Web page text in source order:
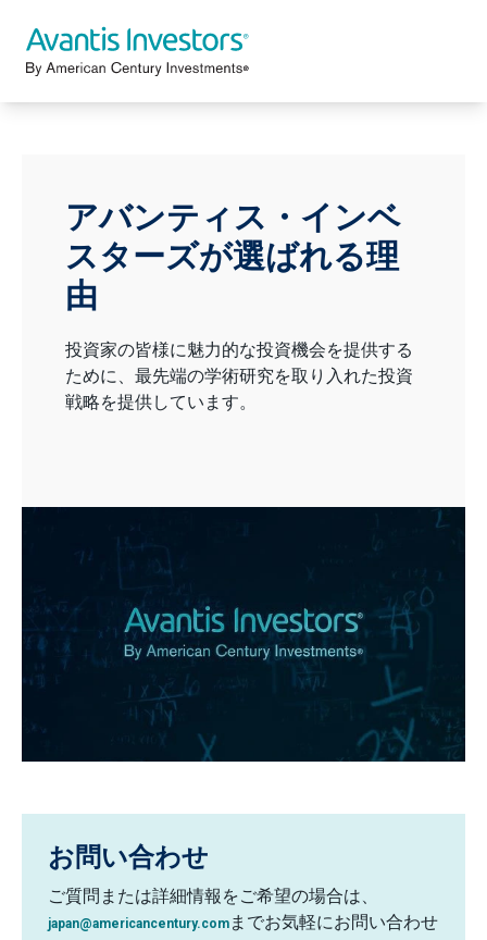
アバンティス・インベ
スターズが選ばれる理
由
投資家の皆様に魅力的な投資機会を提供する
ために、最先端の学術研究を取り入れた投資
戦略を提供しています。
お問い合わせ
ご質問または詳細情報をご希望の場合は、
japan@americancentury.com までお気軽にお問い合わせ